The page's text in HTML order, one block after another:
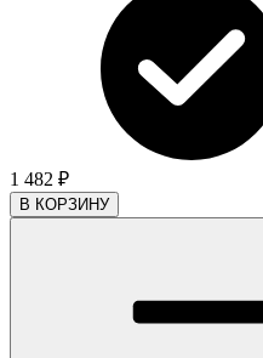
1 482 ₽
В КОРЗИНУ